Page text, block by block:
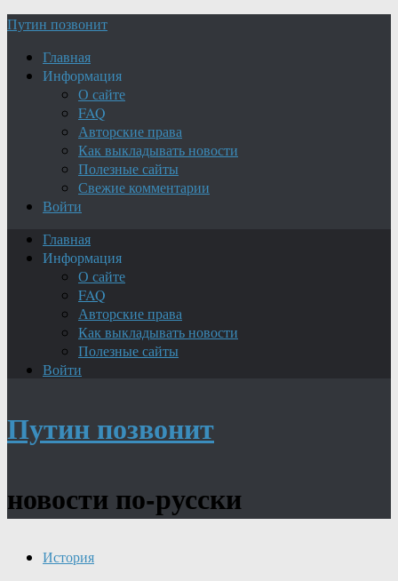
Путин позвонит
Главная
Информация
О сайте
FAQ
Авторские права
Как выкладывать новости
Полезные сайты
Свежие комментарии
Войти
Главная
Информация
О сайте
FAQ
Авторские права
Как выкладывать новости
Полезные сайты
Войти
Путин позвонит
новости по-русски
История